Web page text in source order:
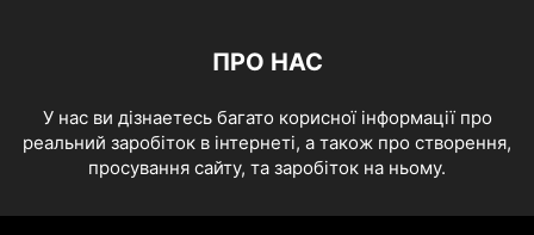
ПРО НАС
У нас ви дізнаетесь багато корисної інформації про
реальний заробіток в інтернеті, а також про створення,
просування сайту, та заробіток на ньому.